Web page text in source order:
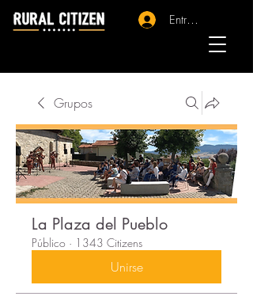
Entrar - Registro
Grupos
La Plaza del Pueblo
Público · 1343 Citizens
Unirse